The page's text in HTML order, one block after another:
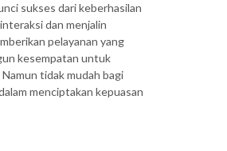
sukses dari keberhasilan
dan menjalin
pelayanan yang
kesempatan untuk
tidak mudah bagi
menciptakan kepuasan